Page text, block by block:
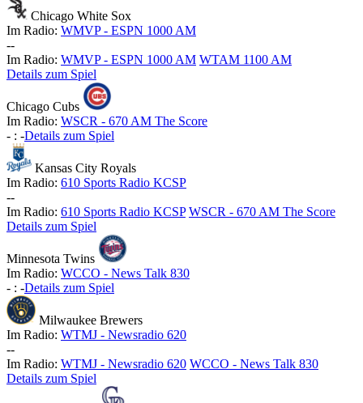
Chicago White Sox
Im Radio: WMVP - ESPN 1000 AM
--
Im Radio: WMVP - ESPN 1000 AM WTAM 1100 AM
Details zum Spiel
Chicago Cubs
Im Radio: WSCR - 670 AM The Score
- : -Details zum Spiel
Kansas City Royals
Im Radio: 610 Sports Radio KCSP
--
Im Radio: 610 Sports Radio KCSP WSCR - 670 AM The Score
Details zum Spiel
Minnesota Twins
Im Radio: WCCO - News Talk 830
- : -Details zum Spiel
Milwaukee Brewers
Im Radio: WTMJ - Newsradio 620
--
Im Radio: WTMJ - Newsradio 620 WCCO - News Talk 830
Details zum Spiel